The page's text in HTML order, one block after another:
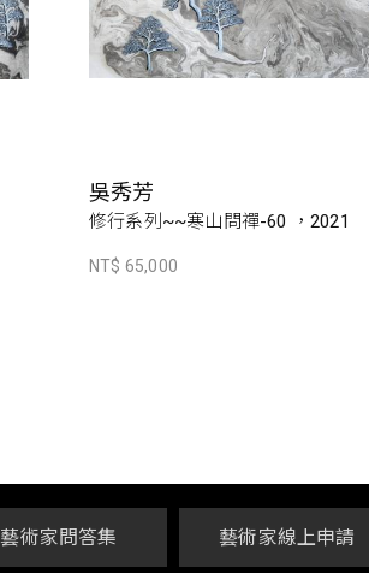
吳秀芳
修行系列~~寒山問禪-60 ，2021
NT$ 65,000
藝術家問答集 藝術家線上申請